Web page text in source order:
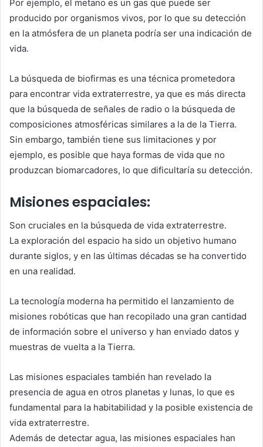
Por ejemplo, el metano es un gas que puede ser
producido por organismos vivos, por lo que su detección
en la atmósfera de un planeta podría ser una indicación de
vida.
La búsqueda de biofirmas es una técnica prometedora
para encontrar vida extraterrestre, ya que es más directa
que la búsqueda de señales de radio o la búsqueda de
composiciones atmosféricas similares a la de la Tierra.
Sin embargo, también tiene sus limitaciones y por
ejemplo, es posible que haya formas de vida que no
produzcan biomarcadores, lo que dificultaría su detección.
Misiones espaciales:
Son cruciales en la búsqueda de vida extraterrestre.
La exploración del espacio ha sido un objetivo humano
durante siglos, y en las últimas décadas se ha convertido
en una realidad.
La tecnología moderna ha permitido el lanzamiento de
misiones robóticas que han recopilado una gran cantidad
de información sobre el universo y han enviado datos y
muestras de vuelta a la Tierra.
Las misiones espaciales también han revelado la
presencia de agua en otros planetas y lunas, lo que es
fundamental para la habitabilidad y la posible existencia de
vida extraterrestre.
Además de detectar agua, las misiones espaciales han